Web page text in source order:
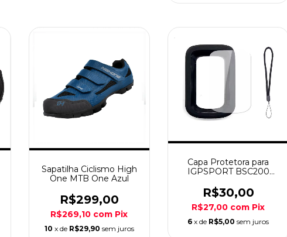
Sapatilha Ciclismo High
One MTB One Azul
R$299,00
R$269,10 com Pix
10 x de R$29,90 sem juros
Capa Protetora para
IGPSPORT BSC200
R$30,00
R$27,00 com Pix
6 x de R$5,00 sem juros